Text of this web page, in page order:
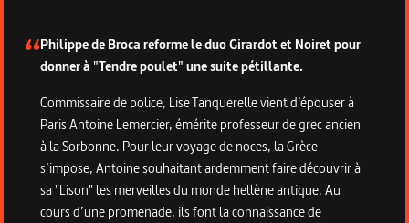
Philippe de Broca reforme le duo Girardot et Noiret pour
donner à "Tendre poulet" une suite pétillante.
Commissaire de police, Lise Tanquerelle vient d’épouser à
Paris Antoine Lemercier, émérite professeur de grec ancien
à la Sorbonne. Pour leur voyage de noces, la Grèce
s’impose, Antoine souhaitant ardemment faire découvrir à
sa "Lison" les merveilles du monde hellène antique. Au
cours d’une promenade, ils font la connaissance de